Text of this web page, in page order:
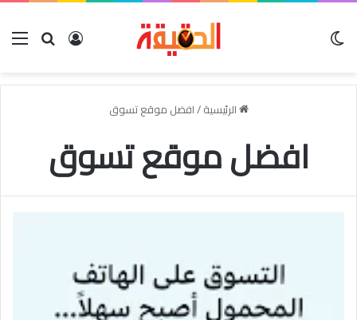
بحث عنتسجيل
الرئيسية/افضل موقع تسوق
افضل موقع تسوق